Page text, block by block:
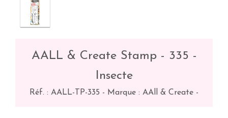
AALL & Create Stamp - 335 -
Insecte
Réf. : AALL-TP-335 - Marque : AAll & Create -